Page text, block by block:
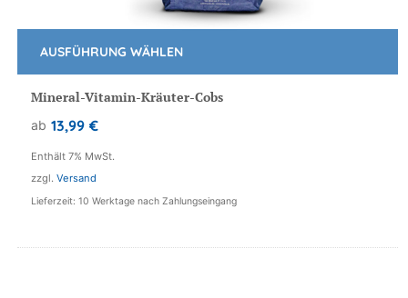
Mineral-Vitamin-Kräuter-Cobs
ab 13,99 €
Enthält 7% MwSt.
zzgl.Versand
Lieferzeit: 10 Werktage nach Zahlungseingang
AUSFÜHRUNG WÄHLEN
Dieses
weist
mehrere